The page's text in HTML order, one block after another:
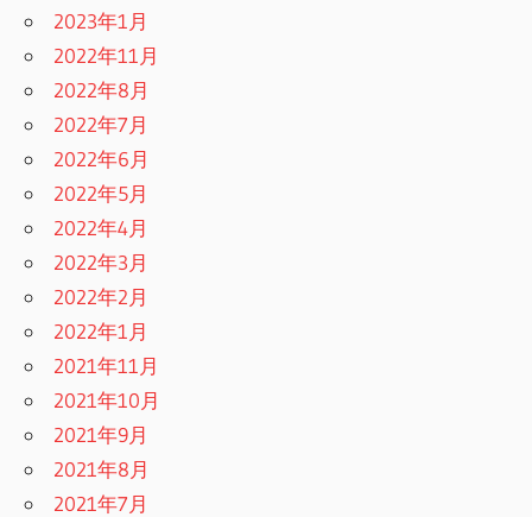
2023年1月
2022年11月
2022年8月
2022年7月
2022年6月
2022年5月
2022年4月
2022年3月
2022年2月
2022年1月
2021年11月
2021年10月
2021年9月
2021年8月
2021年7月